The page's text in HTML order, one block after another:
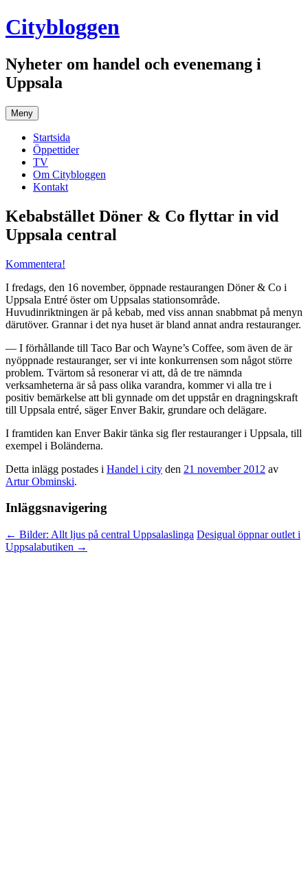
Hoppa
till
Citybloggen
Nyheter om handel och evenemang i
Uppsala
Meny
Startsida
Öppettider
TV
Om Citybloggen
Kontakt
Kebabstället Döner & Co flyttar in vid
Uppsala central
Kommentera!
I fredags, den 16 november, öppnade restaurangen Döner & Co i
Uppsala Entré öster om Uppsalas stationsområde.
Huvudinriktningen är på kebab, med viss annan snabbmat på menyn
därutöver. Grannar i det nya huset är bland annat andra restauranger.
— I förhållande till Taco Bar och Wayne’s Coffee, som även de är
nyöppnade restauranger, ser vi inte konkurrensen som något större
problem. Tvärtom så resonerar vi att, då de tre nämnda
verksamheterna är så pass olika varandra, kommer vi alla tre i
positiv bemärkelse att bli gynnade om det uppstår en dragningskraft
till Uppsala entré, säger Enver Bakir, grundare och delägare.
I framtiden kan Enver Bakir tänka sig fler restauranger i Uppsala, till
exempel i Boländerna.
Detta inlägg postades i Handel i city den 21 november 2012 av
Artur Obminski.
Inläggsnavigering
← Bilder: Allt ljus på central Uppsalaslinga Desigual öppnar outlet i
Uppsalabutiken →